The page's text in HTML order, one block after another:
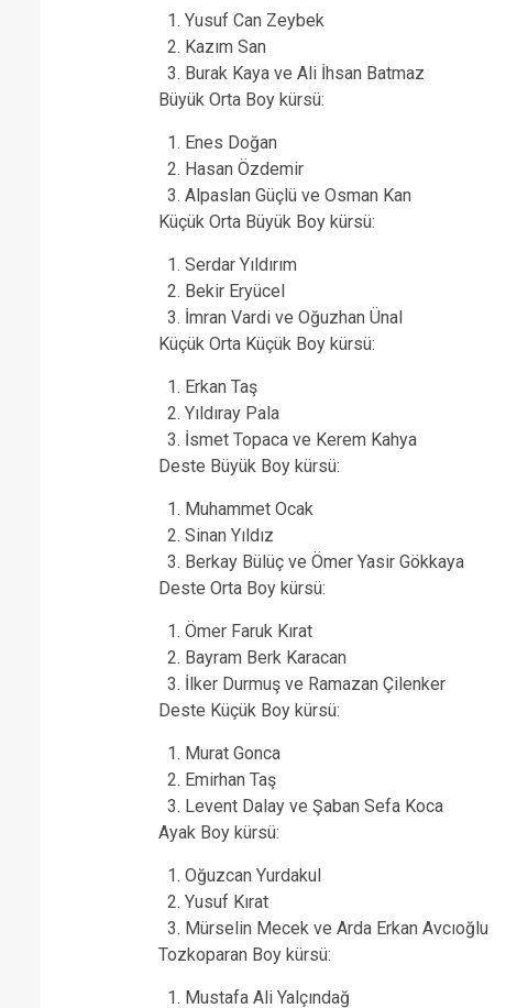
Yusuf Can Zeybek
Kazım San
Burak Kaya ve Ali İhsan Batmaz
Büyük Orta Boy kürsü:
Enes Doğan
Hasan Özdemir
Alpaslan Güçlü ve Osman Kan
Küçük Orta Büyük Boy kürsü:
Serdar Yıldırım
Bekir Eryücel
İmran Vardi ve Oğuzhan Ünal
Küçük Orta Küçük Boy kürsü:
Erkan Taş
Yıldıray Pala
İsmet Topaca ve Kerem Kahya
Deste Büyük Boy kürsü:
Muhammet Ocak
Sinan Yıldız
Berkay Bülüç ve Ömer Yasir Gökkaya
Deste Orta Boy kürsü:
Ömer Faruk Kırat
Bayram Berk Karacan
İlker Durmuş ve Ramazan Çilenker
Deste Küçük Boy kürsü:
Murat Gonca
Emirhan Taş
Levent Dalay ve Şaban Sefa Koca
Ayak Boy kürsü:
Oğuzcan Yurdakul
Yusuf Kırat
Mürselin Mecek ve Arda Erkan Avcıoğlu
Tozkoparan Boy kürsü:
Mustafa Ali Yalçındağ